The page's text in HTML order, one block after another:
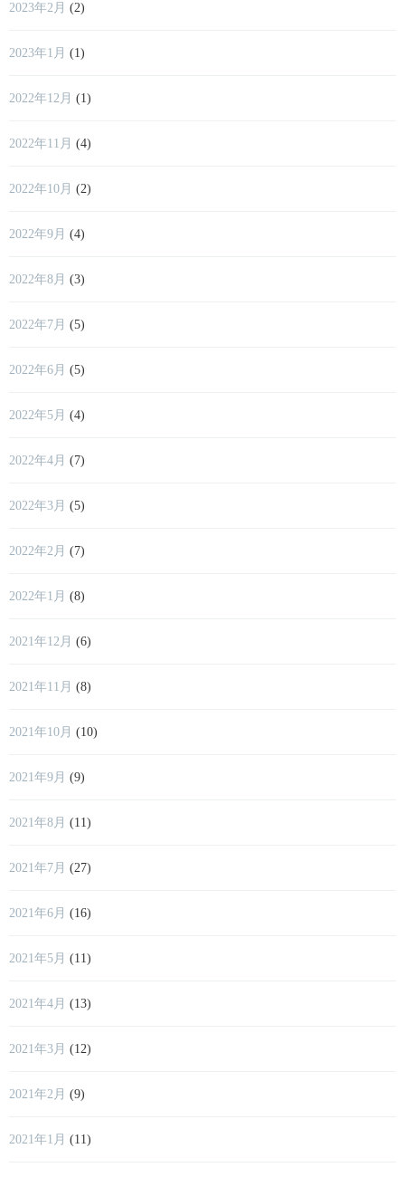
2023年2月 (2)
2023年1月 (1)
2022年12月 (1)
2022年11月 (4)
2022年10月 (2)
2022年9月 (4)
2022年8月 (3)
2022年7月 (5)
2022年6月 (5)
2022年5月 (4)
2022年4月 (7)
2022年3月 (5)
2022年2月 (7)
2022年1月 (8)
2021年12月 (6)
2021年11月 (8)
2021年10月 (10)
2021年9月 (9)
2021年8月 (11)
2021年7月 (27)
2021年6月 (16)
2021年5月 (11)
2021年4月 (13)
2021年3月 (12)
2021年2月 (9)
2021年1月 (11)